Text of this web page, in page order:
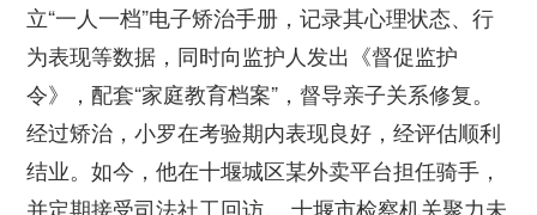
立“一人一档”电子矫治手册，记录其心理状态、行
为表现等数据，同时向监护人发出《督促监护
令》，配套“家庭教育档案”，督导亲子关系修复。
经过矫治，小罗在考验期内表现良好，经评估顺利
结业。如今，他在十堰城区某外卖平台担任骑手，
并定期接受司法社工回访。 十堰市检察机关聚力未